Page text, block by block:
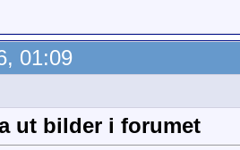
01:09
ut bilder i forumet